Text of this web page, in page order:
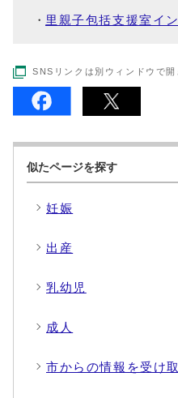
里親子包括支援室イ
SNSリンクは別ウィンドウで開
似たページを探す
妊娠
出産
乳幼児
成人
市からの情報を受け